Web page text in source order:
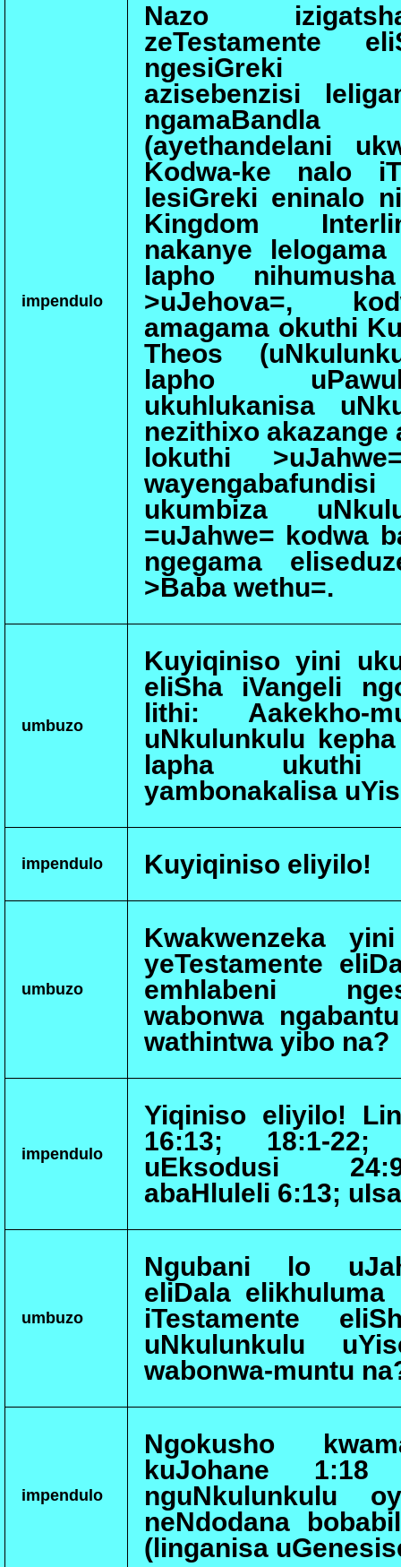
impendulo
Nazo
zeTestamente
ngesiGreki
azisebenzisi
(ayethandelani
Kodwa-ke nalo
lesiGreki eninalo
Kingdom
nakanye
lapho
>uJehova=,
amagama okuthi
Theos
lapho
ukuhlukanisa
nezithixo akazange
lokuthi
ukumbiza
=uJahwe= kodwa
ngegama
>Baba wethu=.
umbuzo
Kuyiqiniso yini
eliSha iVangeli
lithi: Aakekho-
uNkulunkulu
lapha ukuthi
yambonakalisa
impendulo Kuyiqiniso eliyilo!
umbuzo
Kwakwenzeka
yeTestamente
emhlabeni
wabonwa
wathintwa yibo na?
impendulo
Yiqiniso eliyilo!
16:13; 18:1-22;
uEksodusi
abaHluleli 6:13;
umbuzo
Ngubani lo
eliDala elikhuluma
iTestamente
uNkulunkulu
wabonwa-muntu
impendulo
Ngokusho
kuJohane 1:18
nguNkulunkulu
neNdodana
(linganisa